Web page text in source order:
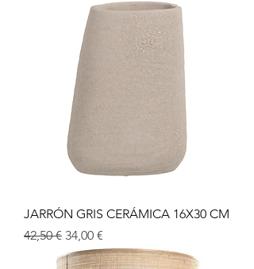
JARRÓN GRIS CERÁMICA 16X30 CM
Prix original
42,50 € Prix promotionnel
34,00 €